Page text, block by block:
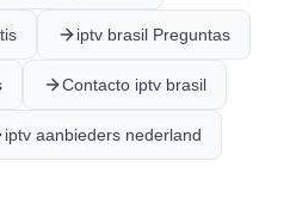
iptv brasil Preguntas
Contacto iptv brasil
iptv aanbieders nederland